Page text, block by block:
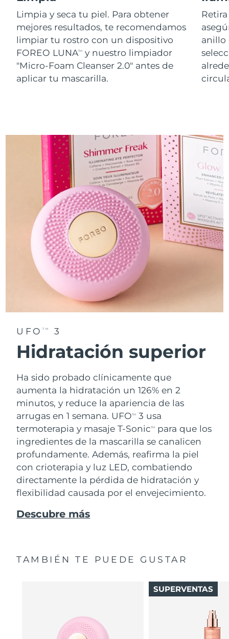
Limpia y seca tu piel. Para obtener
mejores resultados, te recomendamos
limpiar tu rostro con un dispositivo
FOREO LUNATM
y nuestro limpiador
"Micro-Foam Cleanser 2.0" antes de
aplicar tu mascarilla.
anillo
UFO TM 3
Hidratación superior
Ha sido probado clínicamente que
aumenta la hidratación un 126% en 2
minutos, y reduce la apariencia de las
arrugas en 1 semana. UFOTM
3 usa
termoterapia y masaje T-SonicTM
para que los
ingredientes de la mascarilla se canalicen
profundamente. Además, reafirma la piel
con crioterapia y luz LED, combatiendo
directamente la pérdida de hidratación y
flexibilidad causada por el envejecimiento.
Descubre más
TAMBIÉN TE PUEDE GUSTAR
SUPERVENTAS